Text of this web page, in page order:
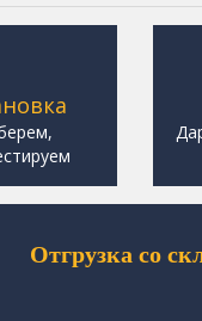
Отгрузка со